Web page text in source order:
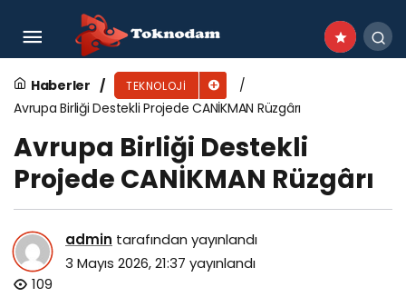
Haberler TEKNOLOJI
Avrupa Birliği Destekli Projede CANİKMAN Rüzgârı
Avrupa Birliği Destekli
Projede CANİKMAN Rüzgârı
admin tarafından yayınlandı
3 Mayıs 2026, 21:37 yayınlandı
109
Vodafone, 5G Kapsama Gücünü Televizyonda
Noter Huzurunda Kanıtladı